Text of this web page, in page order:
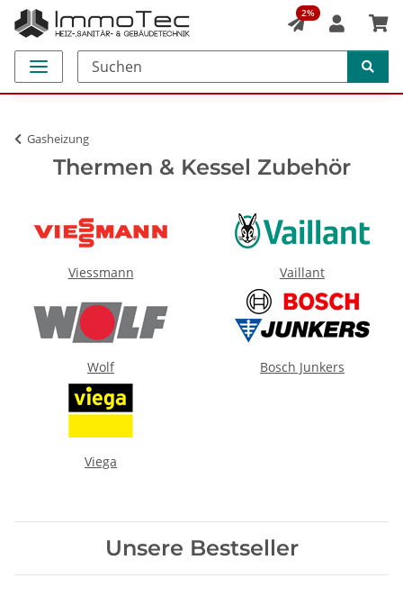
2%
Gasheizung
Thermen & Kessel Zubehör
Viessmann Vaillant
Wolf Bosch Junkers
Viega
Unsere Bestseller